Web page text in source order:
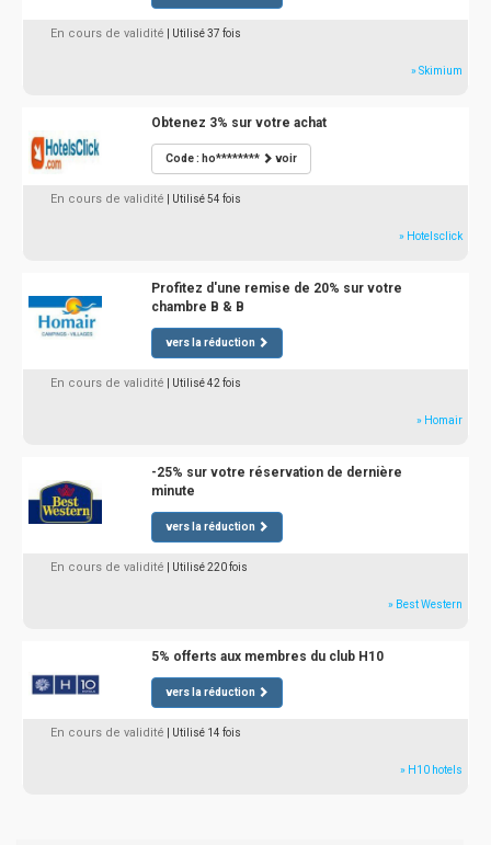
En cours de validité | Utilisé 37 fois
» Skimium
Obtenez 3% sur votre achat
Code : ho******** voir
En cours de validité | Utilisé 54 fois
» Hotelsclick
Profitez d'une remise de 20% sur votre
chambre B & B
vers la réduction
En cours de validité | Utilisé 42 fois
» Homair
-25% sur votre réservation de dernière
minute
vers la réduction
En cours de validité | Utilisé 220 fois
» Best Western
5% offerts aux membres du club H10
vers la réduction
En cours de validité | Utilisé 14 fois
» H10 hotels